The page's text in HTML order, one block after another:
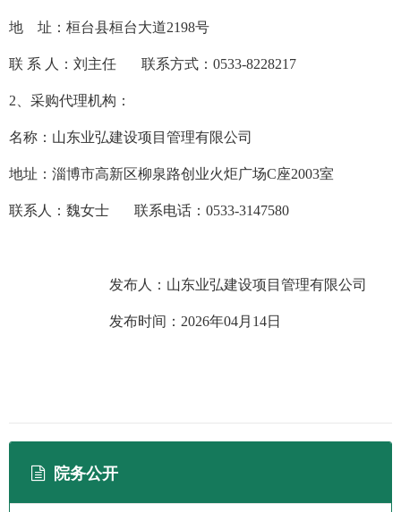
地 址：桓台县桓台大道2198号
联 系 人： 刘主任 联系方式： 0533-8228217
2、采购代理机构：
名称：山东业弘建设项目管理有限公司
地址：淄博市高新区柳泉路创业火炬广场C座2003室
联系人： 魏女士 联系电话： 0533-3147580
发布人：山东业弘建设项目管理有限公司
发布时间： 2026年04月 14日
院务公开